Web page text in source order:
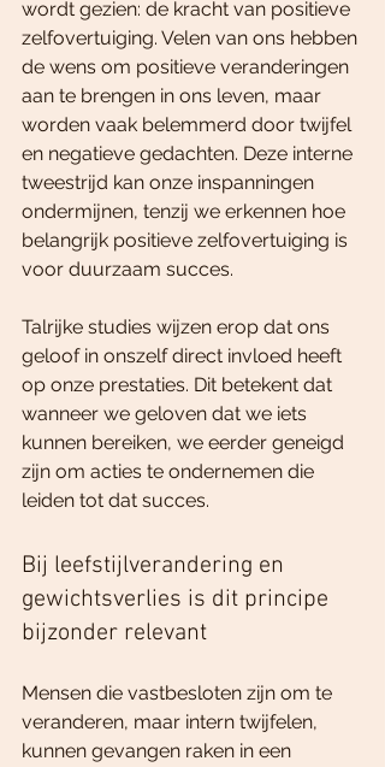
wordt gezien: de kracht van positieve
zelfovertuiging. Velen van ons hebben
de wens om positieve veranderingen
aan te brengen in ons leven, maar
worden vaak belemmerd door twijfel
en negatieve gedachten. Deze interne
tweestrijd kan onze inspanningen
ondermijnen, tenzij we erkennen hoe
belangrijk positieve zelfovertuiging is
voor duurzaam succes.
Talrijke studies wijzen erop dat ons
geloof in onszelf direct invloed heeft
op onze prestaties. Dit betekent dat
wanneer we geloven dat we iets
kunnen bereiken, we eerder geneigd
zijn om acties te ondernemen die
leiden tot dat succes.
Bij leefstijlverandering en
gewichtsverlies is dit principe
bijzonder relevant
Mensen die vastbesloten zijn om te
veranderen, maar intern twijfelen,
kunnen gevangen raken in een